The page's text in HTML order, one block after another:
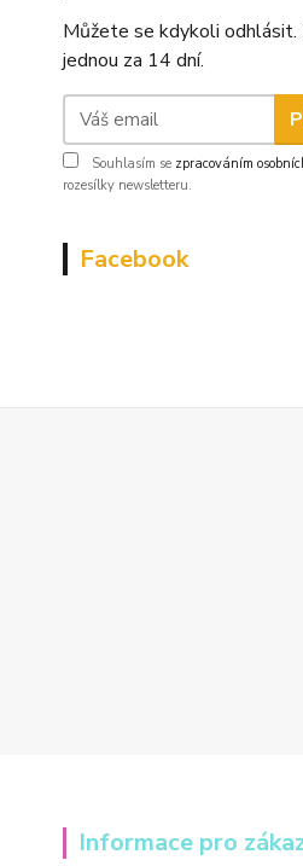
Můžete se kdykoli odhlásit.
jednou za 14 dní.
Souhlasím se zpracováním
rozesílky newsletteru.
Facebook
Informace pro